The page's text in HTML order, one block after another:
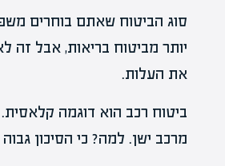
סוג הביטוח שאתם בוחרים
יותר מביטוח בריאות, אבל זה
את העלות.
ביטוח רכב הוא דוגמה
מרכב ישן. למה? כי הסיכון